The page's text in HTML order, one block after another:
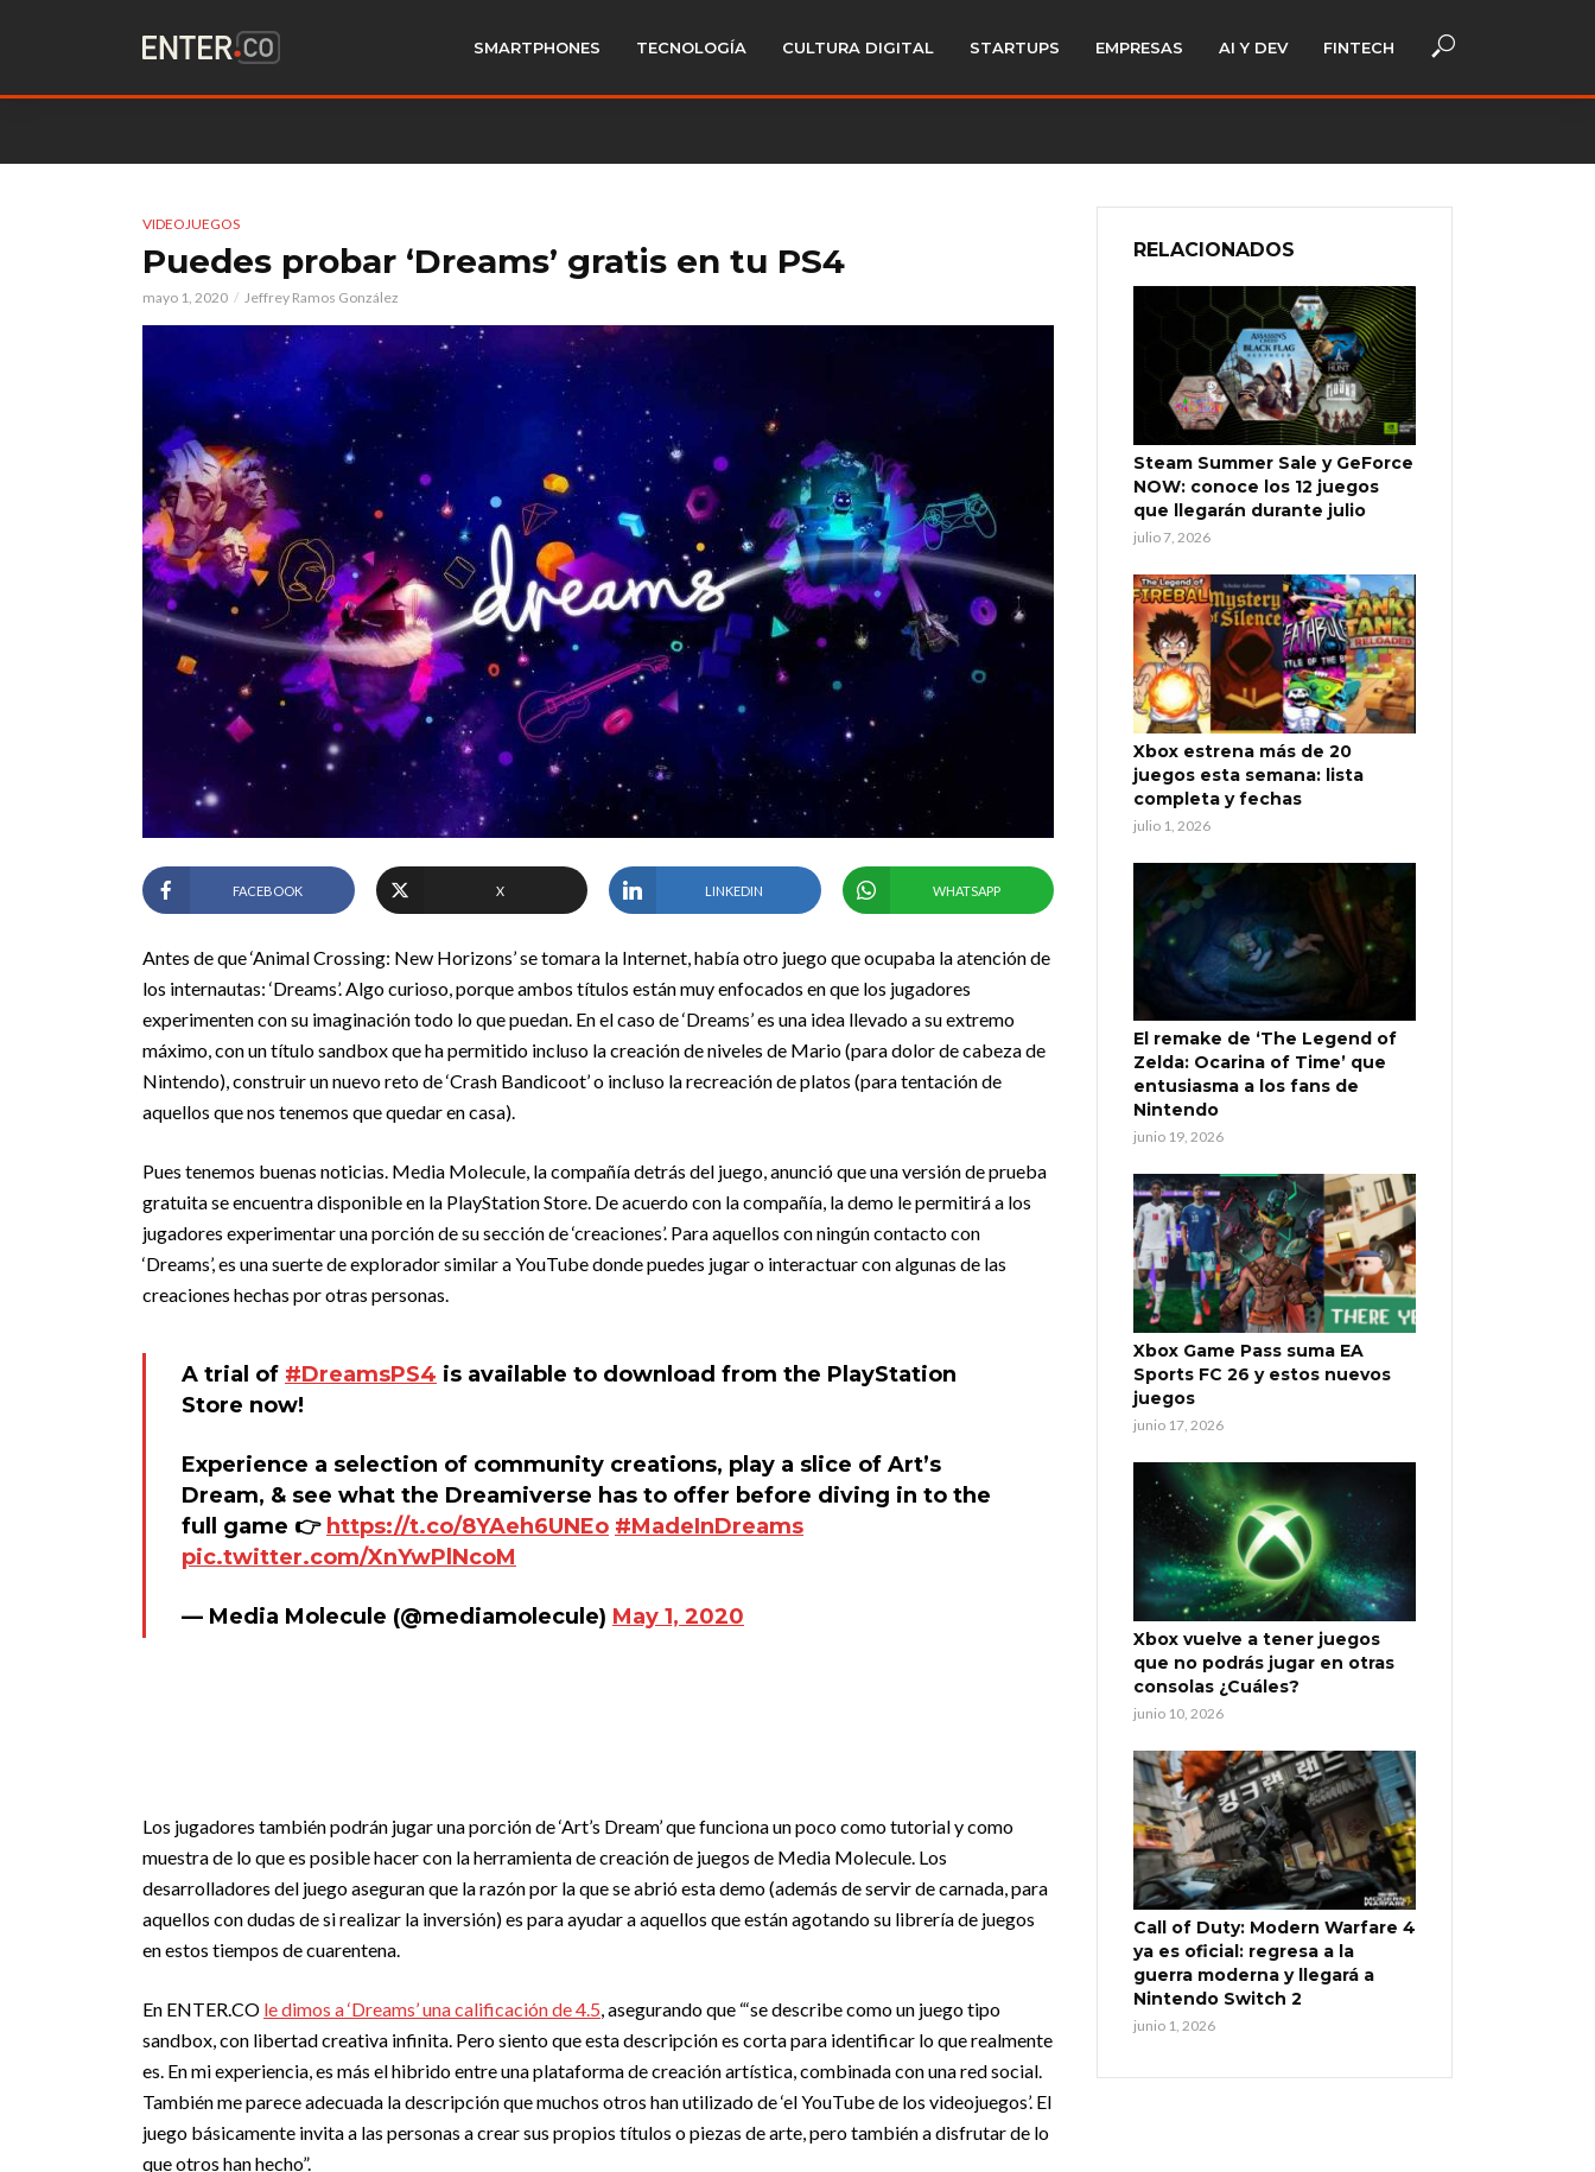
SMARTPHONES TECNOLOGÍA CULTURA DIGITAL STARTUPS EMPRESAS AI Y DEV FINTECH
VIDEOJUEGOS
Puedes probar ‘Dreams’ gratis en tu PS4
mayo 1, 2020 Jeffrey Ramos González
FACEBOOK X LINKEDIN WHATSAPP
Antes de que ‘Animal Crossing: New Horizons’ se tomara la Internet, había otro juego que ocupaba la atención de
los internautas: ‘Dreams’. Algo curioso, porque ambos títulos están muy enfocados en que los jugadores
experimenten con su imaginación todo lo que puedan. En el caso de ‘Dreams’ es una idea llevado a su extremo
máximo, con un título sandbox que ha permitido incluso la creación de niveles de Mario (para dolor de cabeza de
Nintendo), construir un nuevo reto de ‘Crash Bandicoot’ o incluso la recreación de platos (para tentación de
aquellos que nos tenemos que quedar en casa).
Pues tenemos buenas noticias. Media Molecule, la compañía detrás del juego, anunció que una versión de prueba
gratuita se encuentra disponible en la PlayStation Store. De acuerdo con la compañía, la demo le permitirá a los
jugadores experimentar una porción de su sección de ‘creaciones’. Para aquellos con ningún contacto con
‘Dreams’, es una suerte de explorador similar a YouTube donde puedes jugar o interactuar con algunas de las
creaciones hechas por otras personas.
A trial of #DreamsPS4 is available to download from the PlayStation
Store now!
Experience a selection of community creations, play a slice of Art’s
Dream, & see what the Dreamiverse has to offer before diving in to the
full game 👉 https://t.co/8YAeh6UNEo #MadeInDreams
pic.twitter.com/XnYwPlNcoM
— Media Molecule (@mediamolecule) May 1, 2020
Los jugadores también podrán jugar una porción de ‘Art’s Dream’ que funciona un poco como tutorial y como
muestra de lo que es posible hacer con la herramienta de creación de juegos de Media Molecule. Los
desarrolladores del juego aseguran que la razón por la que se abrió esta demo (además de servir de carnada, para
aquellos con dudas de si realizar la inversión) es para ayudar a aquellos que están agotando su librería de juegos
en estos tiempos de cuarentena.
En ENTER.CO le dimos a ‘Dreams’ una calificación de 4.5, asegurando que “‘se describe como un juego tipo
sandbox, con libertad creativa infinita. Pero siento que esta descripción es corta para identificar lo que realmente
es. En mi experiencia, es más el hibrido entre una plataforma de creación artística, combinada con una red social.
También me parece adecuada la descripción que muchos otros han utilizado de ‘el YouTube de los videojuegos’. El
juego básicamente invita a las personas a crear sus propios títulos o piezas de arte, pero también a disfrutar de lo
que otros han hecho”.
RELACIONADOS
Steam Summer Sale y GeForce
NOW: conoce los 12 juegos
que llegarán durante julio
julio 7, 2026
Xbox estrena más de 20
juegos esta semana: lista
completa y fechas
julio 1, 2026
El remake de ‘The Legend of
Zelda: Ocarina of Time’ que
entusiasma a los fans de
Nintendo
junio 19, 2026
Xbox Game Pass suma EA
Sports FC 26 y estos nuevos
juegos
junio 17, 2026
Xbox vuelve a tener juegos
que no podrás jugar en otras
consolas ¿Cuáles?
junio 10, 2026
Call of Duty: Modern Warfare 4
ya es oficial: regresa a la
guerra moderna y llegará a
Nintendo Switch 2
junio 1, 2026